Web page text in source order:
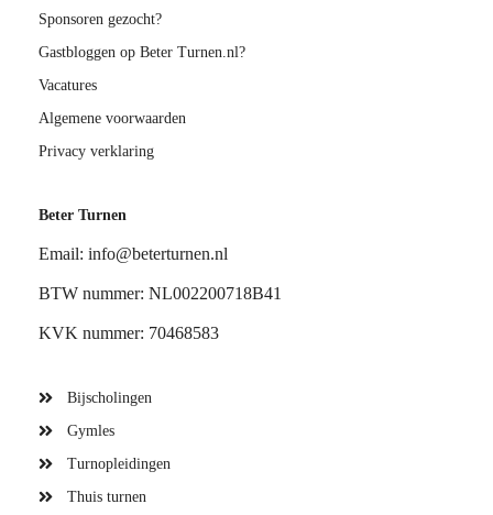
Sponsoren gezocht?
Gastbloggen op Beter Turnen.nl?
Vacatures
Algemene voorwaarden
Privacy verklaring
Beter Turnen
Email: info@beterturnen.nl
BTW nummer: NL002200718B41
KVK nummer: 70468583
Bijscholingen
Gymles
Turnopleidingen
Thuis turnen